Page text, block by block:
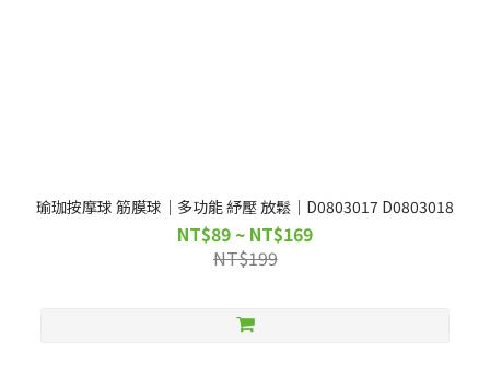
瑜珈按摩球 筋膜球｜多功能 紓壓 放鬆｜D0803017 D0803018
NT$89 ~ NT$169
NT$199